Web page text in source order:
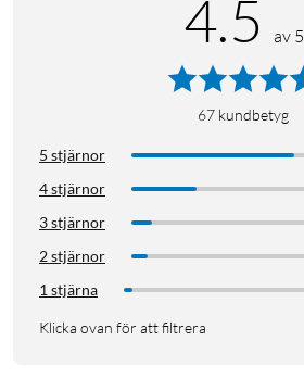
4.5 av 5
67 kundbetyg
5 stjärnor
4 stjärnor
3 stjärnor
2 stjärnor
1 stjärna
Klicka ovan för att filtrera